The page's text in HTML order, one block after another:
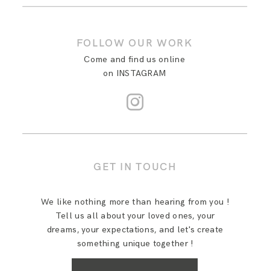
GET IN TOUCH
FOLLOW OUR WORK
We like nothing more than hearing from you !
Tell us all about your loved ones, your
dreams, your expectations, and let's create
something unique together !
Come and find us online
on INSTAGRAM